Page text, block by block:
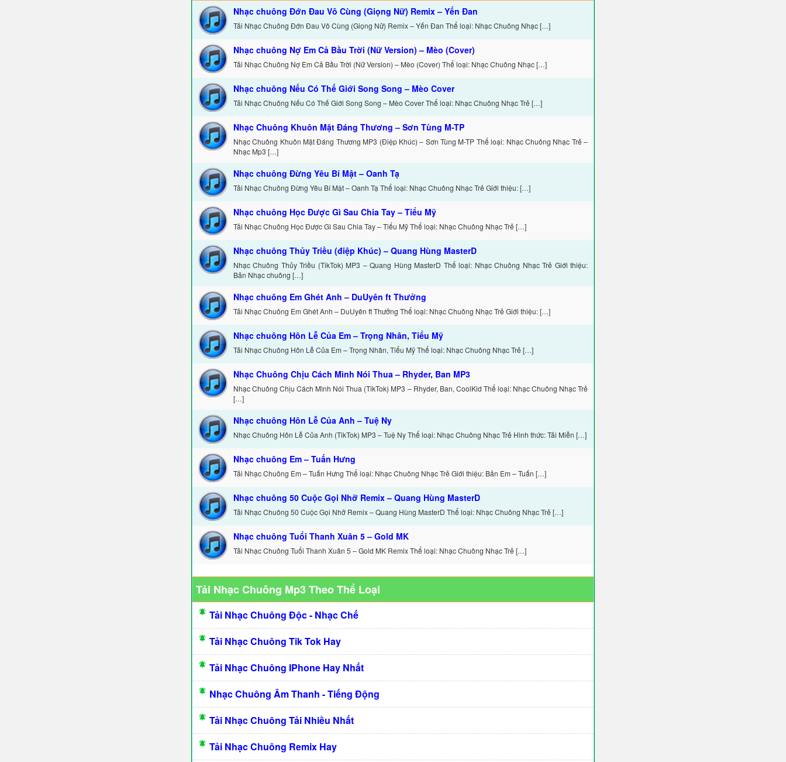
Nhạc chuông Đớn Đau Vô Cùng (Giọng Nữ) Remix – Yến Đan
Tải Nhạc Chuông Đớn Đau Vô Cùng (Giọng Nữ) Remix – Yến Đan Thể loại: Nhạc Chuông Nhạc […]
Nhạc chuông Nợ Em Cả Bầu Trời (Nữ Version) – Mèo (Cover)
Tải Nhạc Chuông Nợ Em Cả Bầu Trời (Nữ Version) – Mèo (Cover) Thể loại: Nhạc Chuông Nhạc […]
Nhạc chuông Nếu Có Thế Giới Song Song – Mèo Cover
Tải Nhạc Chuông Nếu Có Thế Giới Song Song – Mèo Cover Thể loại: Nhạc Chuông Nhạc Trẻ […]
Nhạc Chuông Khuôn Mặt Đáng Thương – Sơn Tùng M-TP
Nhạc Chuông Khuôn Mặt Đáng Thương MP3 (Điệp Khúc) – Sơn Tùng M-TP Thể loại: Nhạc Chuông Nhạc Trẻ –
Nhạc Mp3 […]
Nhạc chuông Đừng Yêu Bí Mật – Oanh Tạ
Tải Nhạc Chuông Đừng Yêu Bí Mật – Oanh Tạ Thể loại: Nhạc Chuông Nhạc Trẻ Giới thiệu: […]
Nhạc chuông Học Được Gì Sau Chia Tay – Tiểu Mỹ
Tải Nhạc Chuông Học Được Gì Sau Chia Tay – Tiểu Mỹ Thể loại: Nhạc Chuông Nhạc Trẻ […]
Nhạc chuông Thủy Triều (điệp Khúc) – Quang Hùng MasterD
Nhạc Chuông Thủy Triều (TikTok) MP3 – Quang Hùng MasterD Thể loại: Nhạc Chuông Nhạc Trẻ Giới thiệu:
Bản Nhạc chuông […]
Nhạc chuông Em Ghét Anh – DuUyên ft Thưởng
Tải Nhạc Chuông Em Ghét Anh – DuUyên ft Thưởng Thể loại: Nhạc Chuông Nhạc Trẻ Giới thiệu: […]
Nhạc chuông Hôn Lễ Của Em – Trọng Nhân, Tiểu Mỹ
Tải Nhạc Chuông Hôn Lễ Của Em – Trọng Nhân, Tiểu Mỹ Thể loại: Nhạc Chuông Nhạc Trẻ […]
Nhạc Chuông Chịu Cách Mình Nói Thua – Rhyder, Ban MP3
Nhạc Chuông Chịu Cách Mình Nói Thua (TikTok) MP3 – Rhyder, Ban, CoolKid Thể loại: Nhạc Chuông Nhạc Trẻ
[…]
Nhạc chuông Hôn Lễ Của Anh – Tuệ Ny
Nhạc Chuông Hôn Lễ Của Anh (TikTok) MP3 – Tuệ Ny Thể loại: Nhạc Chuông Nhạc Trẻ Hình thức: Tải Miễn […]
Nhạc chuông Em – Tuấn Hưng
Tải Nhạc Chuông Em – Tuấn Hưng Thể loại: Nhạc Chuông Nhạc Trẻ Giới thiệu: Bản Em – Tuấn […]
Nhạc chuông 50 Cuộc Gọi Nhỡ Remix – Quang Hùng MasterD
Tải Nhạc Chuông 50 Cuộc Gọi Nhỡ Remix – Quang Hùng MasterD Thể loại: Nhạc Chuông Nhạc Trẻ […]
Nhạc chuông Tuổi Thanh Xuân 5 – Gold MK
Tải Nhạc Chuông Tuổi Thanh Xuân 5 – Gold MK Remix Thể loại: Nhạc Chuông Nhạc Trẻ […]
Tải Nhạc Chuông Mp3 Theo Thể Loại
Tải Nhạc Chuông Độc - Nhạc Chế
Tải Nhạc Chuông Tik Tok Hay
Tải Nhạc Chuông IPhone Hay Nhất
Nhạc Chuông Âm Thanh - Tiếng Động
Tải Nhạc Chuông Tải Nhiều Nhất
Tải Nhạc Chuông Remix Hay